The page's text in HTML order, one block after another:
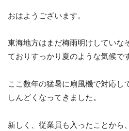
おはようございます。
東海地方はまだ梅雨明けしていな
ておりすっかり夏のような気候で
ここ数年の猛暑に扇風機で対応し
しんどくなってきました。
新しく、従業員も入ったことから